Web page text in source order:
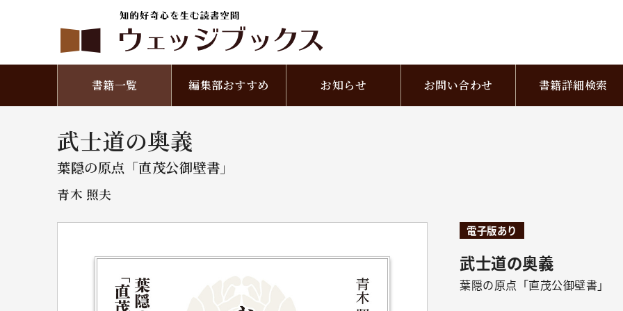
書籍一覧 編集部おすすめ お知らせ お問い合わせ 書籍詳細検索
武士道の奥義
葉隠の原点「直茂公御壁書」
青木 照夫
電子版あり
武士道の奥義
葉隠の原点「直茂公御壁書」